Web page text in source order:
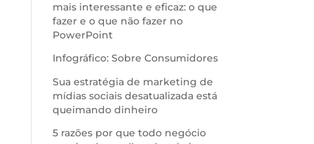
mais interessante e eficaz: o que
fazer e o que não fazer no
PowerPoint
Infográfico: Sobre Consumidores
Sua estratégia de marketing de
mídias sociais desatualizada está
queimando dinheiro
5 razões por que todo negócio